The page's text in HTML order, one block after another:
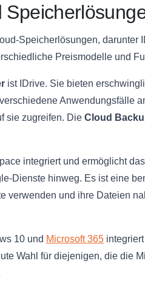
Speicherlösungen, darunter
Preismodelle und
ist IDrive. Sie bieten
Anwendungsfälle
sie zugreifen. Die Cloud
integriert und ermöglicht
Dienste hinweg. Es ist eine
verwenden und ihre Dateien
10 und Microsoft 365
Wahl für diejenigen, die die